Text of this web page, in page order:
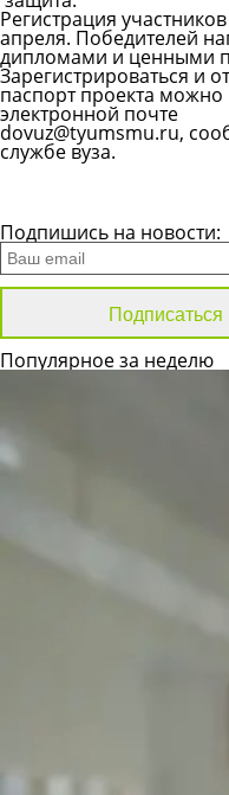
Регистрация
апреля. Победителей
дипломами и ценными
Зарегистрироваться и
паспорт проекта можно
электронной почте
dovuz@tyumsmu.ru,
службе вуза.
Подпишись на новости:
Популярное за неделю